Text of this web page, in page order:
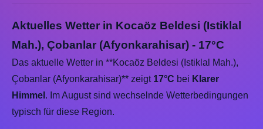
Aktuelles Wetter in Kocaöz Beldesi (Istiklal
Mah.), Çobanlar (Afyonkarahisar) - 17°C
Das aktuelle Wetter in **Kocaöz Beldesi (Istiklal Mah.),
Çobanlar (Afyonkarahisar)** zeigt 17°C bei Klarer
Himmel . Im August sind wechselnde Wetterbedingungen
typisch für diese Region.